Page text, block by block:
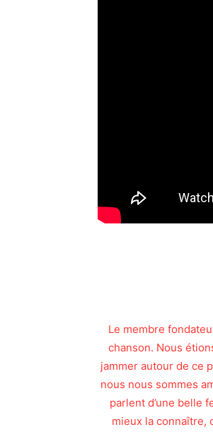
Le membre
chanson. Nous
jammer autour de ce
nous nous sommes
parlent d’une belle
mieux la connaître,